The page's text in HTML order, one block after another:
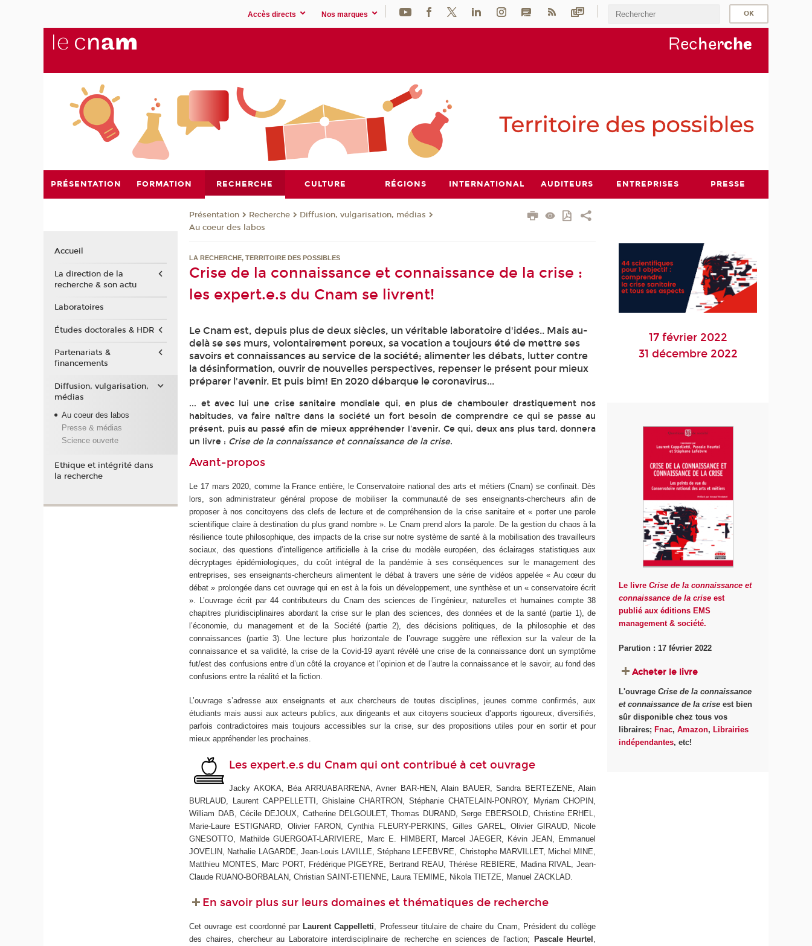
Accès directs Nos marques
Recherche
PRÉSENTATION FORMATION RECHERCHE CULTURE RÉGIONS INTERNATIONAL AUDITEURS ENTREPRISES PRESSE
Présentation Recherche
Diffusion, vulgarisation, médias
Au coeur des labos
LA RECHERCHE, TERRITOIRE DES POSSIBLES
Crise de la connaissance et connaissance de la crise :
les expert.e.s du Cnam se livrent!
Le Cnam est, depuis plus de deux siècles, un véritable laboratoire d'idées.. Mais au-
delà se ses murs, volontairement poreux, sa vocation a toujours été de mettre ses
savoirs et connaissances au service de la société; alimenter les débats, lutter contre
la désinformation, ouvrir de nouvelles perspectives, repenser le présent pour mieux
préparer l'avenir. Et puis bim! En 2020 débarque le coronavirus...
... et avec lui une crise sanitaire mondiale qui, en plus de chambouler drastiquement nos
habitudes, va faire naître dans la société un fort besoin de comprendre ce qui se passe au
présent, puis au passé afin de mieux appréhender l'avenir. Ce qui, deux ans plus tard, donnera
un livre : Crise de la connaissance et connaissance de la crise.
Avant-propos
Le 17 mars 2020, comme la France entière, le Conservatoire national des arts et métiers (Cnam) se confinait. Dès
lors, son administrateur général propose de mobiliser la communauté de ses enseignants-chercheurs afin de
proposer à nos concitoyens des clefs de lecture et de compréhension de la crise sanitaire et « porter une parole
scientifique claire à destination du plus grand nombre ». Le Cnam prend alors la parole. De la gestion du chaos à la
résilience toute philosophique, des impacts de la crise sur notre système de santé à la mobilisation des travailleurs
sociaux, des questions d’intelligence artificielle à la crise du modèle européen, des éclairages statistiques aux
décryptages épidémiologiques, du coût intégral de la pandémie à ses conséquences sur le management des
entreprises, ses enseignants-chercheurs alimentent le débat à travers une série de vidéos appelée « Au cœur du
débat » prolongée dans cet ouvrage qui en est à la fois un développement, une synthèse et un « conservatoire écrit
». L’ouvrage écrit par 44 contributeurs du Cnam des sciences de l’ingénieur, naturelles et humaines compte 38
chapitres pluridisciplinaires abordant la crise sur le plan des sciences, des données et de la santé (partie 1), de
l’économie, du management et de la Société (partie 2), des décisions politiques, de la philosophie et des
connaissances (partie 3). Une lecture plus horizontale de l’ouvrage suggère une réflexion sur la valeur de la
connaissance et sa validité, la crise de la Covid-19 ayant révélé une crise de la connaissance dont un symptôme
fut/est des confusions entre d’un côté la croyance et l’opinion et de l’autre la connaissance et le savoir, au fond des
confusions entre la réalité et la fiction.
L’ouvrage s’adresse aux enseignants et aux chercheurs de toutes disciplines, jeunes comme confirmés, aux
étudiants mais aussi aux acteurs publics, aux dirigeants et aux citoyens soucieux d’apports rigoureux, diversifiés,
parfois contradictoires mais toujours accessibles sur la crise, sur des propositions utiles pour en sortir et pour
mieux appréhender les prochaines.
Les expert.e.s du Cnam qui ont contribué à cet ouvrage
Jacky AKOKA, Béa ARRUABARRENA, Avner BAR-HEN, Alain BAUER, Sandra BERTEZENE, Alain
BURLAUD, Laurent CAPPELLETTI, Ghislaine CHARTRON, Stéphanie CHATELAIN-PONROY, Myriam CHOPIN,
William DAB, Cécile DEJOUX, Catherine DELGOULET, Thomas DURAND, Serge EBERSOLD, Christine ERHEL,
Marie-Laure ESTIGNARD, Olivier FARON, Cynthia FLEURY-PERKINS, Gilles GAREL, Olivier GIRAUD, Nicole
GNESOTTO, Mathilde GUERGOAT-LARIVIERE, Marc E. HIMBERT, Marcel JAEGER, Kévin JEAN, Emmanuel
JOVELIN, Nathalie LAGARDE, Jean-Louis LAVILLE, Stéphane LEFEBVRE, Christophe MARVILLET, Michel MINE,
Matthieu MONTES, Marc PORT, Frédérique PIGEYRE, Bertrand REAU, Thérèse REBIERE, Madina RIVAL, Jean-
Claude RUANO-BORBALAN, Christian SAINT-ETIENNE, Laura TEMIME, Nikola TIETZE, Manuel ZACKLAD.
En savoir plus sur leurs domaines et thématiques de recherche
Cet ouvrage est coordonné par Laurent Cappelletti , Professeur titulaire de chaire du Cnam, Président du collège
des chaires, chercheur au Laboratoire interdisciplinaire de recherche en sciences de l'action;
Pascale Heurtel
17 février 2022
31 décembre 2022
Le livreCrise de la connaissance et
connaissance de la crise est
publié aux éditions EMS
management & société.
Parution : 17 février 2022
Acheter le livre
L'ouvrageCrise de la connaissance
et connaissance de la crise est bien
sûr disponible chez tous vos
libraires; Fnac,Amazon, Librairies
indépendantes, etc!
Accueil
La direction de la
recherche & son actu
Laboratoires
Études doctorales & HDR
Partenariats &
financements
Diffusion, vulgarisation,
médias
Au coeur des labos
Presse & médias
Science ouverte
Ethique et intégrité dans
la recherche